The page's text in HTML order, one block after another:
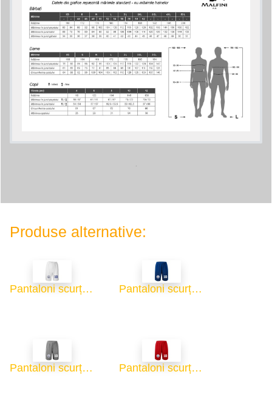
.
Produse alternative:
Pantaloni scurți sport bărbați - alb Pantaloni scurți sport bărbați - albastru
Pantaloni scurți sport bărbați - gri Pantaloni scurți sport bărbați - roșu